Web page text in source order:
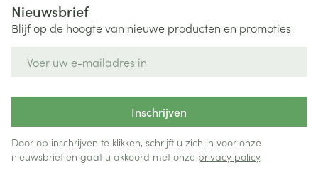
Nieuwsbrief
Blijf op de hoogte van nieuwe producten en promoties
Inschrijven
Door op inschrijven te klikken, schrijft u zich in voor onze
nieuwsbrief en gaat u akkoord met onze privacy policy.